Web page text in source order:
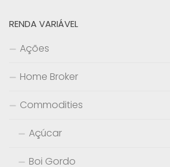
RENDA VARIÁVEL
Ações
Home Broker
Commodities
Açúcar
Boi Gordo